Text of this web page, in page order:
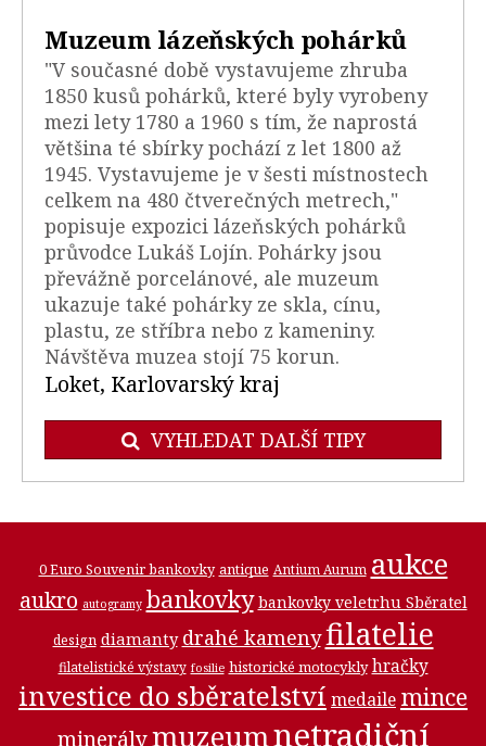
Muzeum lázeňských pohárků
"V současné době vystavujeme zhruba
1850 kusů pohárků, které byly vyrobeny
mezi lety 1780 a 1960 s tím, že naprostá
většina té sbírky pochází z let 1800 až
1945. Vystavujeme je v šesti místnostech
celkem na 480 čtverečných metrech,"
popisuje expozici lázeňských pohárků
průvodce Lukáš Lojín. Pohárky jsou
převážně porcelánové, ale muzeum
ukazuje také pohárky ze skla, cínu,
plastu, ze stříbra nebo z kameniny.
Návštěva muzea stojí 75 korun.
Loket, Karlovarský kraj
VYHLEDAT DALŠÍ TIPY
0 Euro Souvenir bankovky antique Antium Aurum aukce
aukro autogramy bankovky bankovky veletrhu Sběratel
design diamanty drahé kamenyfilatelie
filatelistické výstavy fosilie historické motocykly hračky
investice do sběratelství medaile mince
minerálymuzeumnetradiční